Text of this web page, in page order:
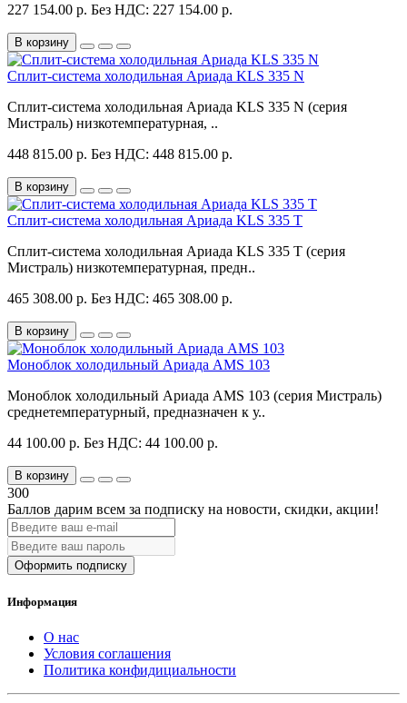
227 154.00 р. Без НДС: 227 154.00 р.
В корзину
Сплит-система холодильная Ариада KLS 335 N
Сплит-система холодильная Ариада KLS 335 N (серия
Мистраль) низкотемпературная, ..
448 815.00 р. Без НДС: 448 815.00 р.
В корзину
Сплит-система холодильная Ариада KLS 335 T
Сплит-система холодильная Ариада KLS 335 T (серия
Мистраль) низкотемпературная, предн..
465 308.00 р. Без НДС: 465 308.00 р.
В корзину
Моноблок холодильный Ариада AMS 103
Моноблок холодильный Ариада AMS 103 (серия Мистраль)
среднетемпературный, предназначен к у..
44 100.00 р. Без НДС: 44 100.00 р.
В корзину
300
Баллов дарим всем за подписку на новости, скидки, акции!
Оформить подписку
Информация
О нас
Условия соглашения
Политика конфидициальности